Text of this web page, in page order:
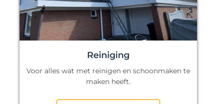
Reiniging
Voor alles wat met reinigen en schoonmaken te
maken heeft.